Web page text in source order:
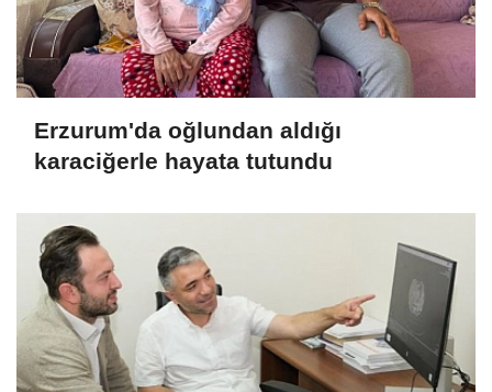
Erzurum'da oğlundan aldığı
karaciğerle hayata tutundu